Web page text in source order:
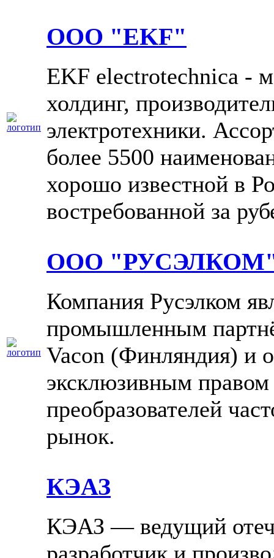
ООО "EKF"
EKF electrotechnica -
холдинг,
электротехники.
более 5500
хорошо известной в
востребованной за
ООО
Компания Русэлком
промышленным
Vacon (Финляндия) и
эксклюзивным правом
преобразователей
рынок.
КЭАЗ
КЭАЗ — ведущий